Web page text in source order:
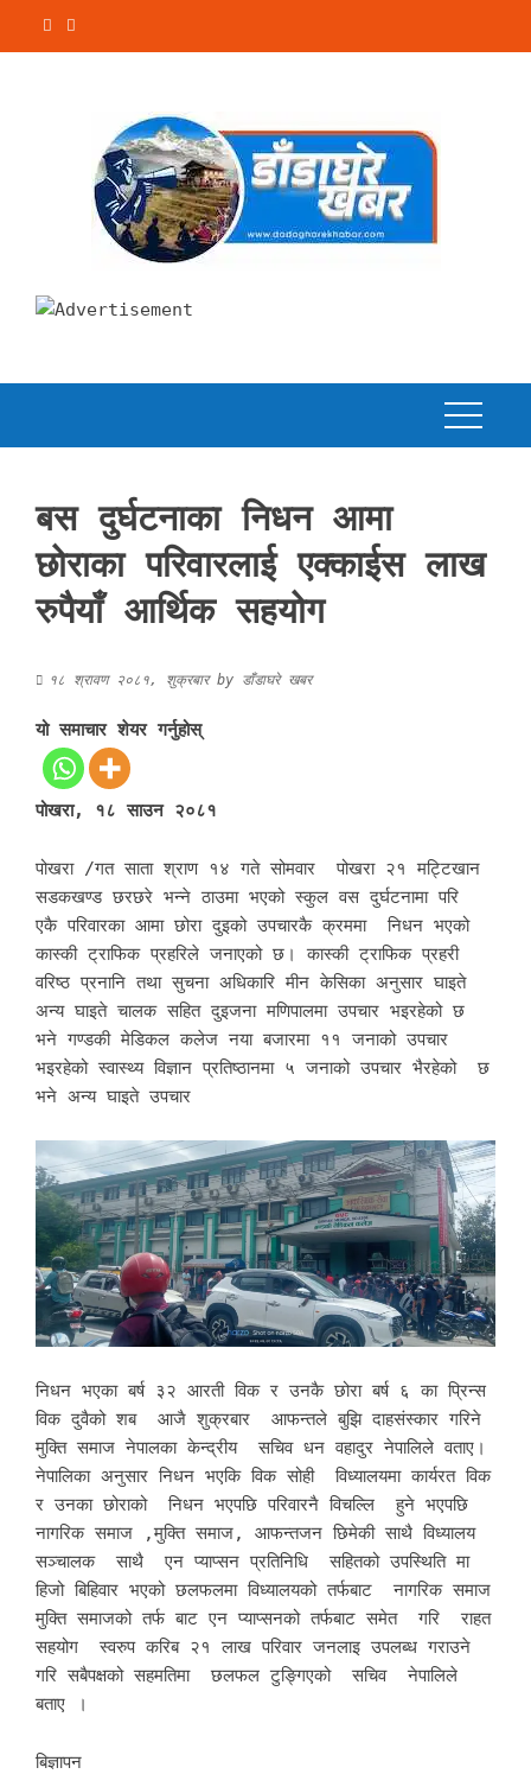
बस दुर्घटनाका निधन आमा
छोराका परिवारलाई एक्काईस लाख
रुपैयाँ आर्थिक सहयोग
१८ श्रावण २०८१, शुक्रबारby डाँडाघरे खबर
यो समाचार शेयर गर्नुहोस्
पोखरा, १८ साउन २०८१
पोखरा /गत साता श्राण १४ गते सोमवार पोखरा २१ मट्टिखान
सडकखण्ड छरछरे भन्ने ठाउमा भएको स्कुल वस दुर्घटनामा परि
एकै परिवारका आमा छोरा दुइको उपचारकै क्रममा निधन भएको
कास्की ट्राफिक प्रहरिले जनाएको छ। कास्की ट्राफिक प्रहरी
वरिष्ठ प्रनानि तथा सुचना अधिकारि मीन केसिका अनुसार घाइते
अन्य घाइते चालक सहित दुइजना मणिपालमा उपचार भइरहेको छ
भने गण्डकी मेडिकल कलेज नया बजारमा ११ जनाको उपचार
भइरहेको स्वास्थ्य विज्ञान प्रतिष्ठानमा ५ जनाको उपचार भैरहेको छ
भने अन्य घाइते उपचार
निधन भएका बर्ष ३२ आरती विक र उनकै छोरा बर्ष ६ का प्रिन्स
विक दुवैको शब आजै शुक्रबार आफन्तले बुझि दाहसंस्कार गरिने
मुक्ति समाज नेपालका केन्द्रीय सचिव धन वहादुर नेपालिले वताए।
नेपालिका अनुसार निधन भएकि विक सोही विध्यालयमा कार्यरत विक
र उनका छ‍ोराको निधन भएपछि परिवारनै विचल्लि हुने भएपछि
नागरिक समाज ,मुक्ति समाज, आफन्तजन छिमेकी साथै विध्यालय
सञ्चालक साथै एन प्याप्सन प्रतिनिधि सहितको उपस्थिति मा
हिजो बिहिवार भएको छलफलमा विध्यालयको तर्फबाट नागरिक समाज
मुक्ति समाजको तर्फ बाट एन प्याप्सनको तर्फबाट समेत गरि राहत
सहयोग स्वरुप करिब २१ लाख परिवार जनलाइ उपलब्ध गराउने
गरि सबैपक्षको सहमतिमा छलफल टुङ्गिएको सचिव नेपालिले
बताए ।
बिज्ञापन